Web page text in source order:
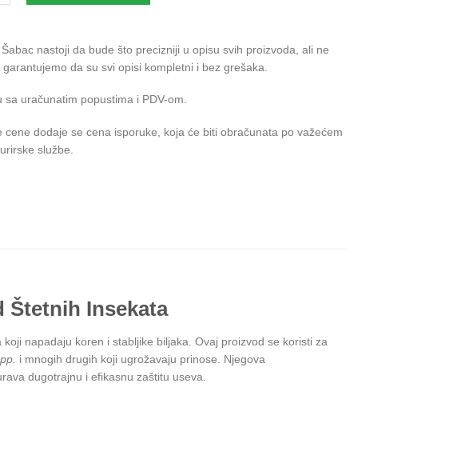
nastoji da bude što precizniji u opisu svih proizvoda, ali ne
garantujemo da su svi opisi kompletni i bez grešaka.
sa uračunatim popustima i PDV-om.
cene dodaje se cena isporuke, koja će biti obračunata po važećem
službe.
Štetnih Insekata
napadaju koren i stabljike biljaka. Ovaj proizvod se koristi za
i mnogih drugih koji ugrožavaju prinose. Njegova
dugotrajnu i efikasnu zaštitu useva.